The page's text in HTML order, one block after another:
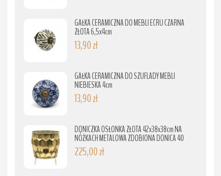
GAŁKA CERAMICZNA DO MEBLI ECRU CZARNA
ZŁOTA 6,5x4cm
13,90 zł
GAŁKA CERAMICZNA DO SZUFLADY MEBLI
NIEBIESKA 4cm
13,90 zł
DONICZKA OSŁONKA ZŁOTA 42x38x38cm NA
NÓŻKACH METALOWA ZDOBIONA DONICA 40
225,00 zł